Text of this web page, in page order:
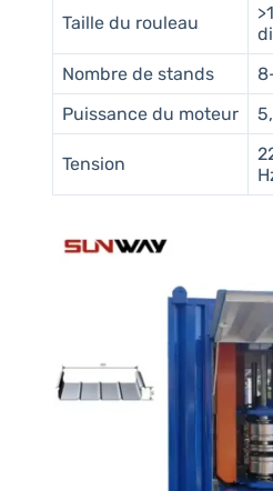
Taille du rouleau
Nombre de stands
Puissance du moteur
Tension